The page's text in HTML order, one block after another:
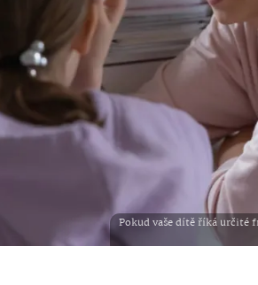
Pokud vaše dítě říká určité